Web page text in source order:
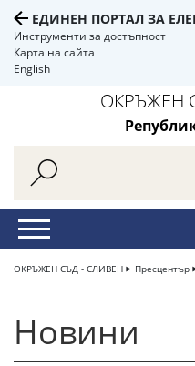
ЕДИНЕН ПОРТАЛ ЗА
Инструменти за достъпност
Карта на сайта
English
ОКРЪЖЕН
ОКРЪЖЕН СЪД - СЛИВЕН Пресцентър
Новини